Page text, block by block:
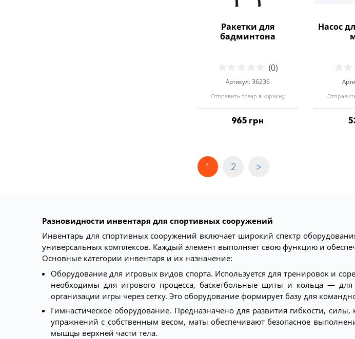
Ракетки для
бадминтона
(0)
Артикул: 36236
Отправить товар в корзину
965 грн
Насос
1 2 >
Разновидности инвентаря для спортивных сооружений
Инвентарь для спортивных сооружений включает широкий спектр
универсальных комплексов. Каждый элемент выполняет свою функцию и
Основные категории инвентаря и их назначение:
Оборудование для игровых видов спорта. Используется для тренировок и
необходимы для игрового процесса, баскетбольные щиты и кольца —
организации игры через сетку. Это оборудование формирует базу для
Гимнастическое оборудование. Предназначено для развития гибкости,
упражнений с собственным весом, маты обеспечивают безопасное
мышцы верхней части тела.